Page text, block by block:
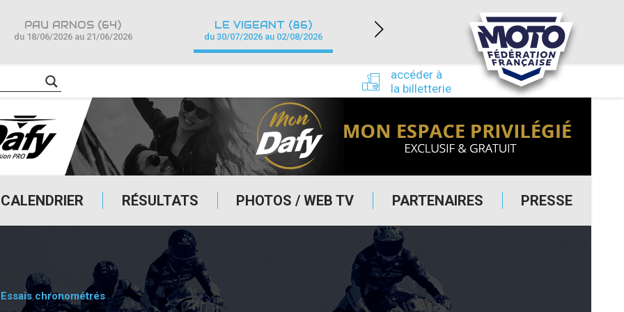
CALENDRIER RÉSULTATS PHOTOS / WEB TV PARTENAIRES PRESSE
accéder à
la billetterie
PAU ARNOS (64)
du 18/06/2026 au 21/06/2026
LE VIGEANT (86)
du 30/07/2026 au 02/08/2026
NEVERS MAGNY-COURS (58)
du 24/09/2026 au 27/09/2026
chronométrés